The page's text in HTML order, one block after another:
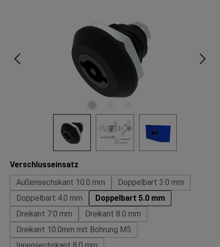
Verschlusseinsatz
Außensechskant 10.0 mm
Doppelbart 3.0 mm
Doppelbart 4.0 mm
Doppelbart 5.0 mm
Dreikant 7.0 mm
Dreikant 8.0 mm
Dreikant 10.0mm mit Bohrung M5